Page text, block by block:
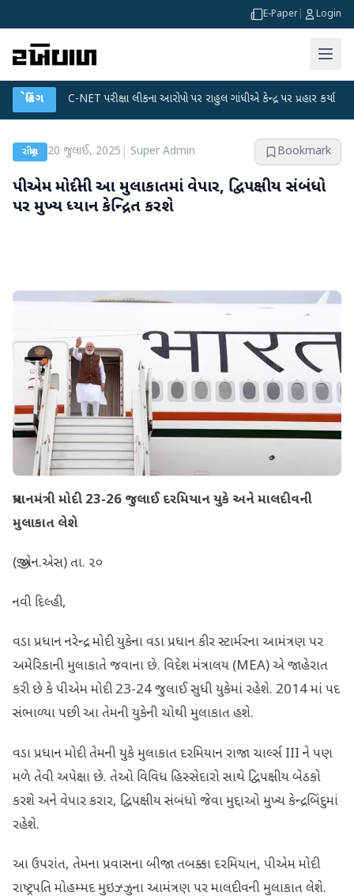
E-Paper Login
બ્રેકિંગ
NET પરીક્ષા લીકના આરોપો પર રાહુલ ગાંધીએ કેન્દ્ર પર પ્રહાર કર્યા ●
રાષ્ટ્રીય 20 જુલાઈ, 2025 Super Admin Bookmark
પીએમ મોદીની આ મુલાકાતમાં વેપાર, દ્વિપક્ષીય સંબંધો
પર મુખ્ય ધ્યાન કેન્દ્રિત કરશે
પ્રધાનમંત્રી મોદી 23-26 જુલાઈ દરમિયાન યુકે અને માલદીવની
મુલાકાત લેશે
(જી.એન.એસ) તા. ૨૦
નવી દિલ્હી,
વડા પ્રધાન નરેન્દ્ર મોદી યુકેના વડા પ્રધાન કીર સ્ટાર્મરના આમંત્રણ પર
અમેરિકાની મુલાકાતે જવાના છે. વિદેશ મંત્રાલય (MEA) એ જાહેરાત
કરી છે કે પીએમ મોદી 23-24 જુલાઈ સુધી યુકેમાં રહેશે. 2014 માં પદ
સંભાળ્યા પછી આ તેમની યુકેની ચોથી મુલાકાત હશે.
વડા પ્રધાન મોદી તેમની યુકે મુલાકાત દરમિયાન રાજા ચાર્લ્સ III ને પણ
મળે તેવી અપેક્ષા છે. તેઓ વિવિધ હિસ્સેદારો સાથે દ્વિપક્ષીય બેઠકો
કરશે અને વેપાર કરાર, દ્વિપક્ષીય સંબંધો જેવા મુદ્દાઓ મુખ્ય કેન્દ્રબિંદુમાં
રહેશે.
આ ઉપરાંત, તેમના પ્રવાસના બીજા તબક્કા દરમિયાન, પીએમ મોદી
રાષ્ટ્રપતિ મોહમ્મદ મુઇઝ્ઝુના આમંત્રણ પર માલદીવની મુલાકાત લેશે.